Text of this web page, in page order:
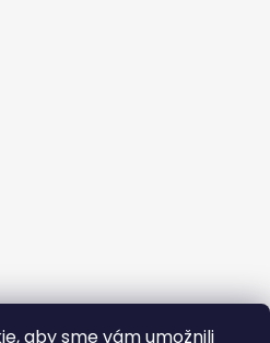
aby sme vám umožnili